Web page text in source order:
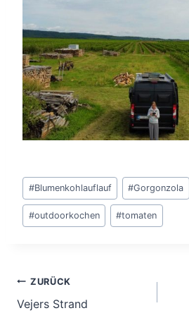
Beitrags
Tags:
#Blumenkohlauflauf #Gorgonzola
#outdoorkochen #tomaten
Beitragsnavigation
ZURÜCK
Vejers Strand